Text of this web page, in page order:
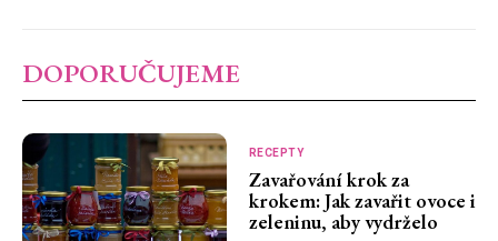
DOPORUČUJEME
RECEPTY
Zavařování krok za
krokem: Jak zavařit ovoce i
zeleninu, aby vydrželo